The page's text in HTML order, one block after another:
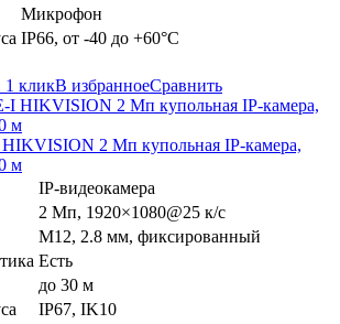
Микрофон
IP66, от -40 до +60°C
1 кликВ избранноеСравнить
HIKVISION 2 Мп купольная IP-камера,
м
IP-видеокамера
2 Мп, 1920×1080@25 к/с
M12, 2.8 мм, фиксированный
Есть
до 30 м
IP67, IK10